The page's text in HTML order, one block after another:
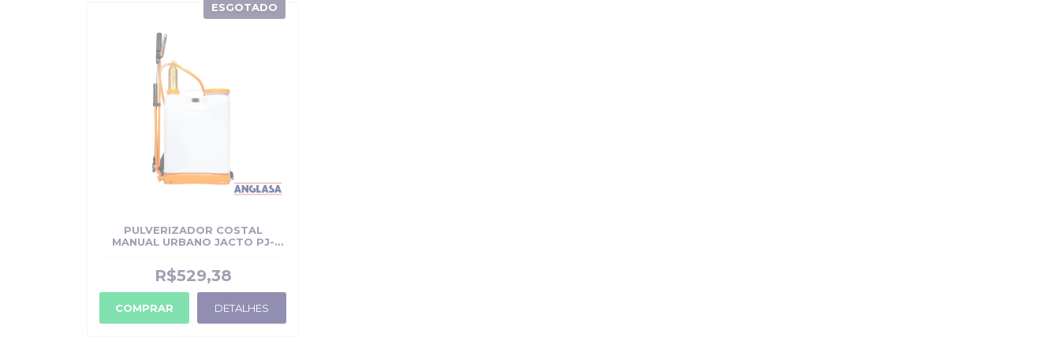
ESGOTADO
PULVERIZADOR COSTAL
MANUAL URBANO JACTO PJ-
R$529,38
COMPRAR DETALHES